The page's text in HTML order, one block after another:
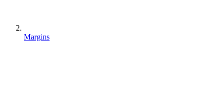
Margins